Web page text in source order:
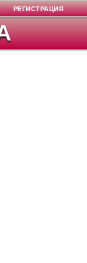
РЕГИСТРАЦИЯ